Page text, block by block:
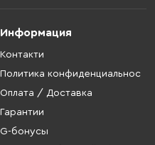
Информация
Контакти
Политика конфиденциальнос
Оплата / Доставка
Гарантии
G-бонусы